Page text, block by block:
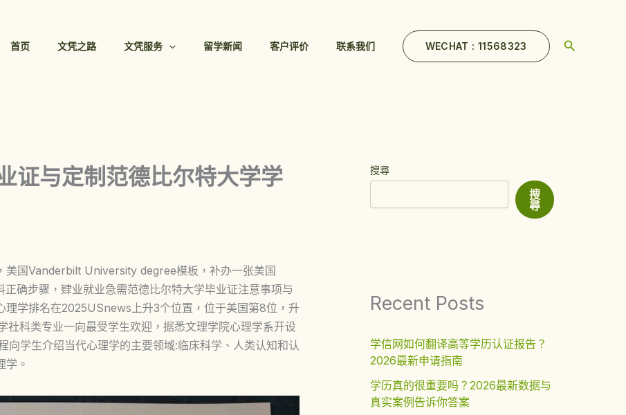
首页 文凭之路 文凭服务 留学新闻 客户评价 联系我们 WECHAT : 11568323 Search
证与定制范德比尔特大学学
美国Vanderbilt University degree模板，补办一张美国
确步骤，肄业就业急需范德比尔特大学毕业证注意事项与
理学排名在2025USnews上升3个位置，位于美国第8位，升
社科类专业一向最受学生欢迎，据悉文理学院心理学系开设
向学生介绍当代心理学的主要领域:临床科学、人类认知和认
学。
搜尋
搜
尋
Recent Posts
学信网如何翻译高等学历认证报告？
2026最新申请指南
学历真的很重要吗？2026最新数据与
真实案例告诉你答案